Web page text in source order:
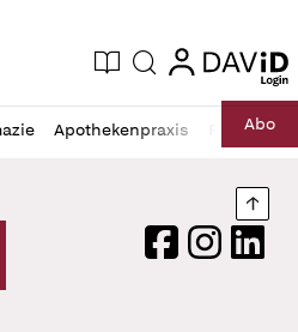
Zeitung
Aktuelle Ausgabe
Suche login
login
Apothekenpraxis RechtAbo
Logo
FacebookInstagram